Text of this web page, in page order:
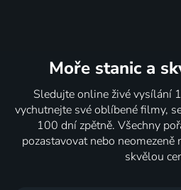
Moře stanic a
Sledujte online živé vysílání
vychutnejte své oblíbené filmy,
100 dní zpětně. Všechny
pozastavovat nebo neomezeně
skvělou